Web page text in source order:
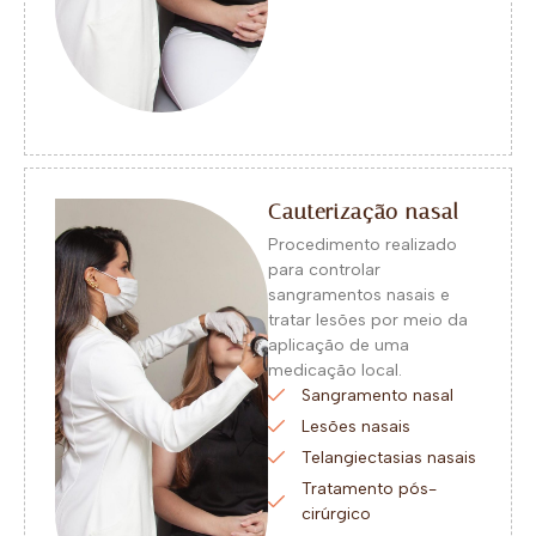
Cauterização nasal
Procedimento realizado
para controlar
sangramentos nasais e
tratar lesões por meio da
aplicação de uma
medicação local.
Sangramento nasal
Lesões nasais
Telangiectasias nasais
Tratamento pós-
cirúrgico